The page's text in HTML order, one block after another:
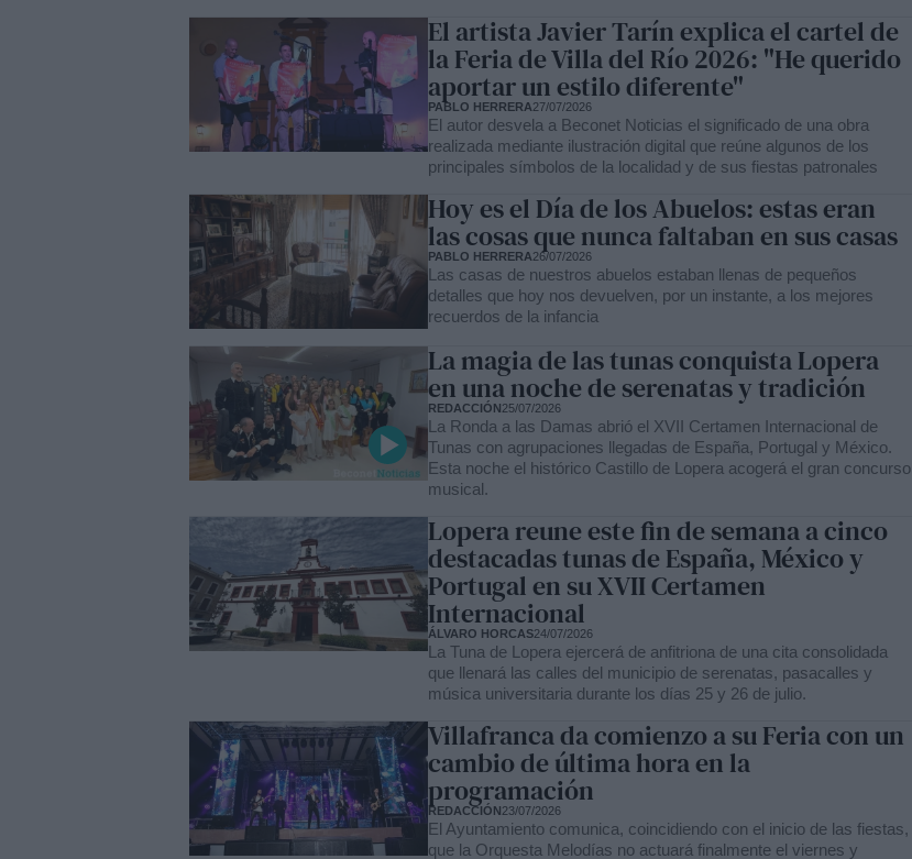
El artista Javier Tarín explica el cartel de
la Feria de Villa del Río 2026: "He querido
aportar un estilo diferente"
PABLO HERRERA27/07/2026
El autor desvela a Beconet Noticias el significado de una obra
realizada mediante ilustración digital que reúne algunos de los
principales símbolos de la localidad y de sus fiestas patronales
Hoy es el Día de los Abuelos: estas eran
las cosas que nunca faltaban en sus casas
PABLO HERRERA26/07/2026
Las casas de nuestros abuelos estaban llenas de pequeños
detalles que hoy nos devuelven, por un instante, a los mejores
recuerdos de la infancia
La magia de las tunas conquista Lopera
en una noche de serenatas y tradición
REDACCIÓN25/07/2026
La Ronda a las Damas abrió el XVII Certamen Internacional de
Tunas con agrupaciones llegadas de España, Portugal y México.
Esta noche el histórico Castillo de Lopera acogerá el gran concurso
musical.
Lopera reune este fin de semana a cinco
destacadas tunas de España, México y
Portugal en su XVII Certamen
Internacional
ÁLVARO HORCAS24/07/2026
La Tuna de Lopera ejercerá de anfitriona de una cita consolidada
que llenará las calles del municipio de serenatas, pasacalles y
música universitaria durante los días 25 y 26 de julio.
Villafranca da comienzo a su Feria con un
cambio de última hora en la
programación
REDACCIÓN23/07/2026
El Ayuntamiento comunica, coincidiendo con el inicio de las fiestas,
que la Orquesta Melodías no actuará finalmente el viernes y